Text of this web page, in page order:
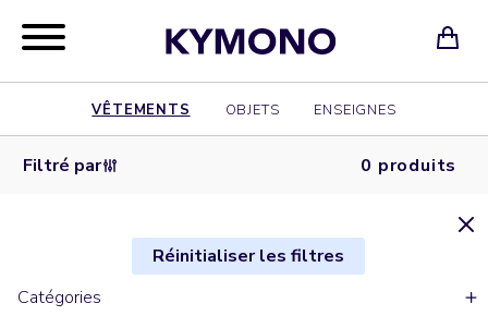
VÊTEMENTS OBJETS ENSEIGNES
Filtré par 0 produits
Réinitialiser les filtres
Catégories